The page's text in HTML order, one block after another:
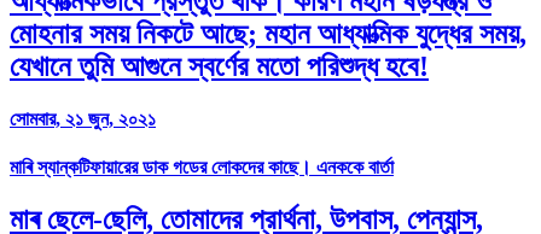
মোহনার সময় নিকটে আছে; মহান আধ্যাত্মিক যুদ্ধের সময়,
যেখানে তুমি আগুনে স্বর্ণের মতো পরিশুদ্ধ হবে!
সোমবার, ২১ জুন, ২০২১
মাৰি স্যান্কটিফায়ারের ডাক গডের লোকদের কাছে। এনককে বার্তা
মাৰ ছেলে-ছেলি, তোমাদের প্রার্থনা, উপবাস, পেন্যান্স,